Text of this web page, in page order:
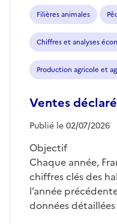
publications
Filières animales
Chiffres et analyses
Production agricole et
Ventes
Publié le 02/07/2026
Objectif
Chaque année,
chiffres clés des
l’année
données